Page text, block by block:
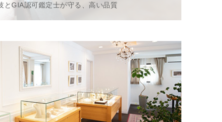
とGIA認可鑑定士が守る、高い品質